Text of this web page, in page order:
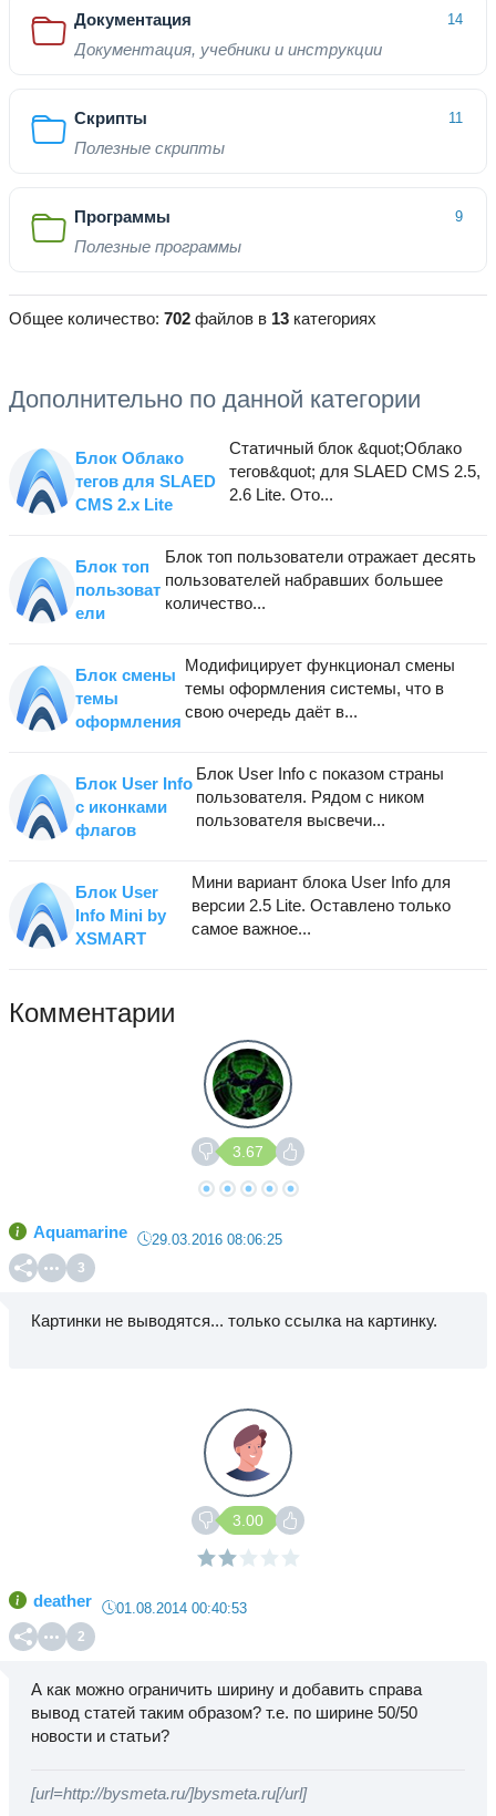
Документация 14
Документация, учебники и инструкции
Скрипты 11
Полезные скрипты
Программы 9
Полезные программы
Общее количество: 702 файлов в 13 категориях
Дополнительно по данной категории
Блок Облако
тегов для SLAED
CMS 2.x Lite
Статичный блок &quot;Облако
тегов&quot; для SLAED CMS 2.5,
2.6 Lite. Ото...
Блок топ
пользоват
ели
Блок топ пользователи отражает десять
пользователей набравших большее
количество...
Блок смены
темы
оформления
Модифицирует функционал смены
темы оформления системы, что в
свою очередь даёт в...
Блок User Info
с иконками
флагов
Блок User Info с показом страны
пользователя. Рядом с ником
пользователя высвечи...
Блок User
Info Mini by
XSMART
Мини вариант блока User Info для
версии 2.5 Lite. Оставлено только
самое важное...
Комментарии
3.67
Aquamarine 29.03.2016 08:06:25
3
Картинки не выводятся... только ссылка на картинку.
3.00
deather 01.08.2014 00:40:53
2
А как можно ограничить ширину и добавить справа
вывод статей таким образом? т.е. по ширине 50/50
новости и статьи?
[url=http://bysmeta.ru/]bysmeta.ru[/url]